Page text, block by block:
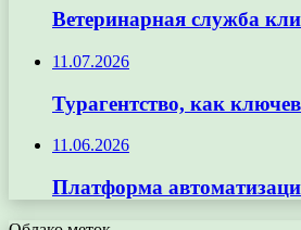
Ветеринарная служба
11.07.2026
Турагентство, как
11.06.2026
Платформа